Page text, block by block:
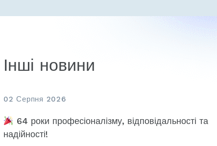
Інші новини
02 Серпня 2026
64 роки професіоналізму, відповідальності та
надійності!